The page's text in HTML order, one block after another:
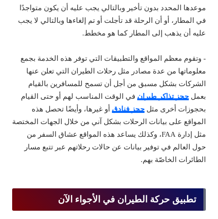
موعدها المحدد بدون تأخير وبالتالي يجب عليه أن يكون متواجدًا
في المطار، أو أن الرحلة قد تأجلت أو تم إلغاءها وبالتالي لا يجب
عليه أن يذهب إلى المطار كما هو مخطط.
- وتقوم معظم المواقع والتطبيقات التي توفر هذه الخدمة بجمع
معلوماتها من عدة مصادر مثل رحلات الطيران التي تعلن عنها
الشركات بشكل مسبق من أجل أن تسمح للمسافرين بالقيام
بعمل حجز تذاكر طيران في الوقت المناسب لهم أو حتى القيام
بحجوزات أخرى مثل حجز فنادق أو غيرها، وأيضًا تحصل هذه
المواقع على بيانات الرحلات بشكل آني من خلال الجهات المختصة
مثل إدارة FAA، وكذلك يساعد هذه المواقع عشاق السفر من
حول العالم في توفير بيانات عن حالات رحلاتهم عبر تتبع مسار
الطائرات الخاصّة بهم.
تطبيق حركة الطيران في الأجواء الآن